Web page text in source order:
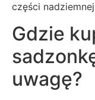
części
Gdzie
uwagę?